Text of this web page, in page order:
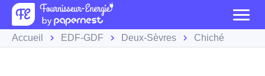
Accueil EDF-GDF Deux-Sèvres Chiché